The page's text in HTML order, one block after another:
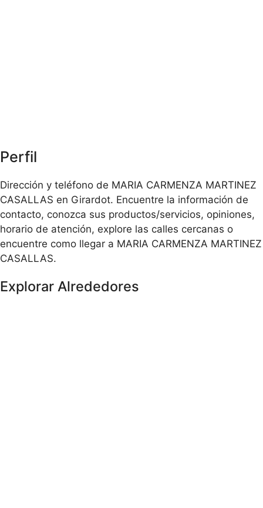
Perfil
Dirección y teléfono de MARIA CARMENZA MARTINEZ
CASALLAS en Girardot. Encuentre la información de
contacto, conozca sus productos/servicios, opiniones,
horario de atención, explore las calles cercanas o
encuentre como llegar a MARIA CARMENZA MARTINEZ
CASALLAS.
Explorar Alrededores